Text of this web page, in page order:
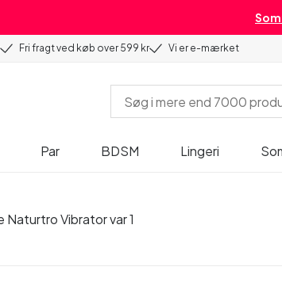
Fri fragt ved køb over 599 kr Vi er e-mærket
Par BDSM Lingeri